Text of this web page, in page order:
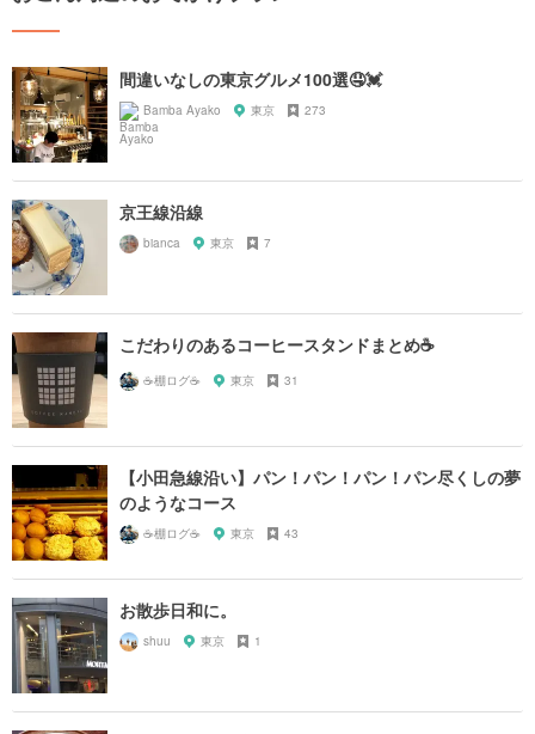
間違いなしの東京グルメ100選🤤💓
Bamba Ayako 東京 273
京王線沿線
bianca 東京 7
こだわりのあるコーヒースタンドまとめ☕️
☕️棚ログ☕️ 東京 31
【小田急線沿い】パン！パン！パン！パン尽くしの夢
のようなコース
☕️棚ログ☕️ 東京 43
お散歩日和に。
shuu 東京 1